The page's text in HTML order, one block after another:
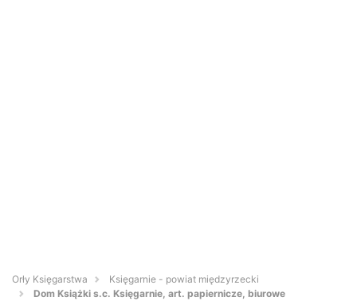
Orły Księgarstwa
Księgarnie - powiat międzyrzecki
Dom Książki s.c. Księgarnie, art. papiernicze, biurowe